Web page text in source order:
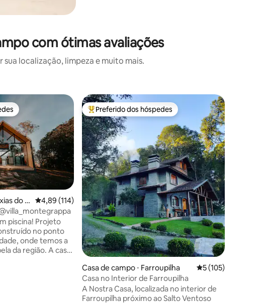
com ótimas avaliações
localização, limpeza e muito mais.
avaliações
do S
4,89 de uma avaliação média de 5, 114 avaliações
4,89 (114)
piscina! Projeto
no ponto
onde temos a
da região. A casa
Entre os melhores preferidos dos hóspedes
Preferido dos hóspedes
Casa de campo ⋅ Farroupilha 5 de uma avaliação
5 (105)
Casa no Interior de Farroupilha
A Nostra Casa, localizada no interior de
Farroupilha próximo ao Salto Ventoso